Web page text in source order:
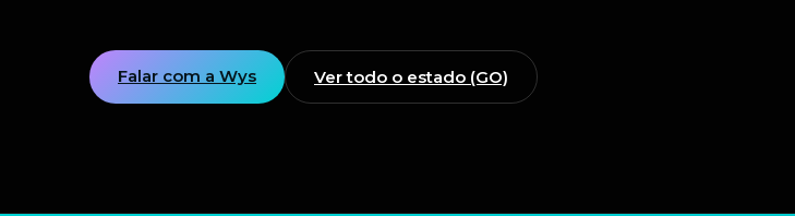
Falar com a Wys Ver todo o estado (GO)